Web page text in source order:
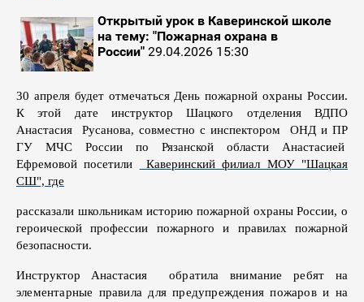
Открытый урок в Каверинской школе
на тему: "Пожарная охрана в
России" 29.04.2026 15:30
30 апреля будет отмечаться День пожарной охраны России.
К этой дате инструктор Шацкого отделения ВДПО
Анастасия Русанова, совместно с инспектором ОНД и ПР
ГУ МЧС России по Рязанской области Анастасией
Ефремовой посетили
Каверинский филиал МОУ "Шацкая
СШ", где
рассказали школьникам историю пожарной охраны России, о
героической профессии пожарного и правилах пожарной
безопасности.
Инструктор Анастасия
обратила внимание ребят на
элементарные правила для предупреждения пожаров и на